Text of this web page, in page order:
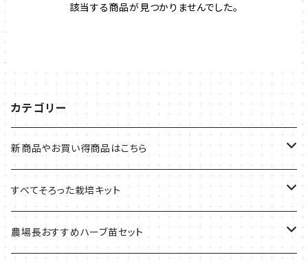
該当する商品が見つかりませんでした。
カテゴリー
新商品やお買い得商品はこちら
今イチオシの商品
季節のおすすめ商品
すべてそろった栽培キット
フェルトプランターの栽培キット
農場長おすすめハーブ苗セット